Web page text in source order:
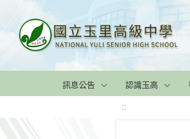
訊息公告 認識玉高
:::